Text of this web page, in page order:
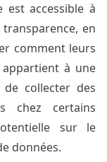
accessible à
en
comment leurs
à une
collecter des
chez certains
sur le
données.